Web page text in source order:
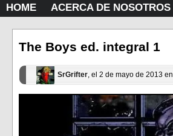
HOME ACERCA DE NOSOTROS
The Boys ed. integral 1
SrGrifter, el 2 de mayo de 2013 en